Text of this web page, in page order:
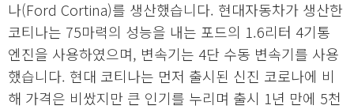
나(Ford Cortina)를 생산했습니다. 현대자동차가 생산한
코티나는 75마력의 성능을 내는 포드의 1.6리터 4기통
엔진을 사용하였으며, 변속기는 4단 수동 변속기를 사용
했습니다. 현대 코티나는 먼저 출시된 신진 코로나에 비
해 가격은 비쌌지만 큰 인기를 누리며 출시 1년 만에 5천